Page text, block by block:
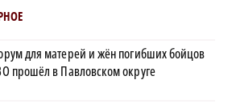
для матерей и жён погибших бойцов
прошёл в Павловском округе